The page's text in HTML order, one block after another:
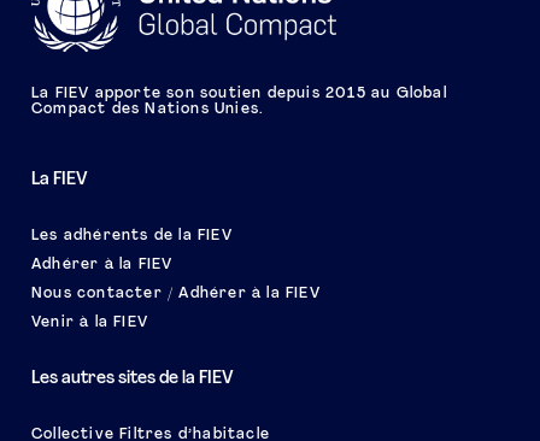
La FIEV
Les adhérents de la FIEV
Adhérer à la FIEV
Nous contacter / Adhérer à la FIEV
Venir à la FIEV
Les autres sites de la FIEV
Collective Filtres d’habitacle
La FIEV apporte son soutien depuis 2015 au Global
Compact des Nations Unies.